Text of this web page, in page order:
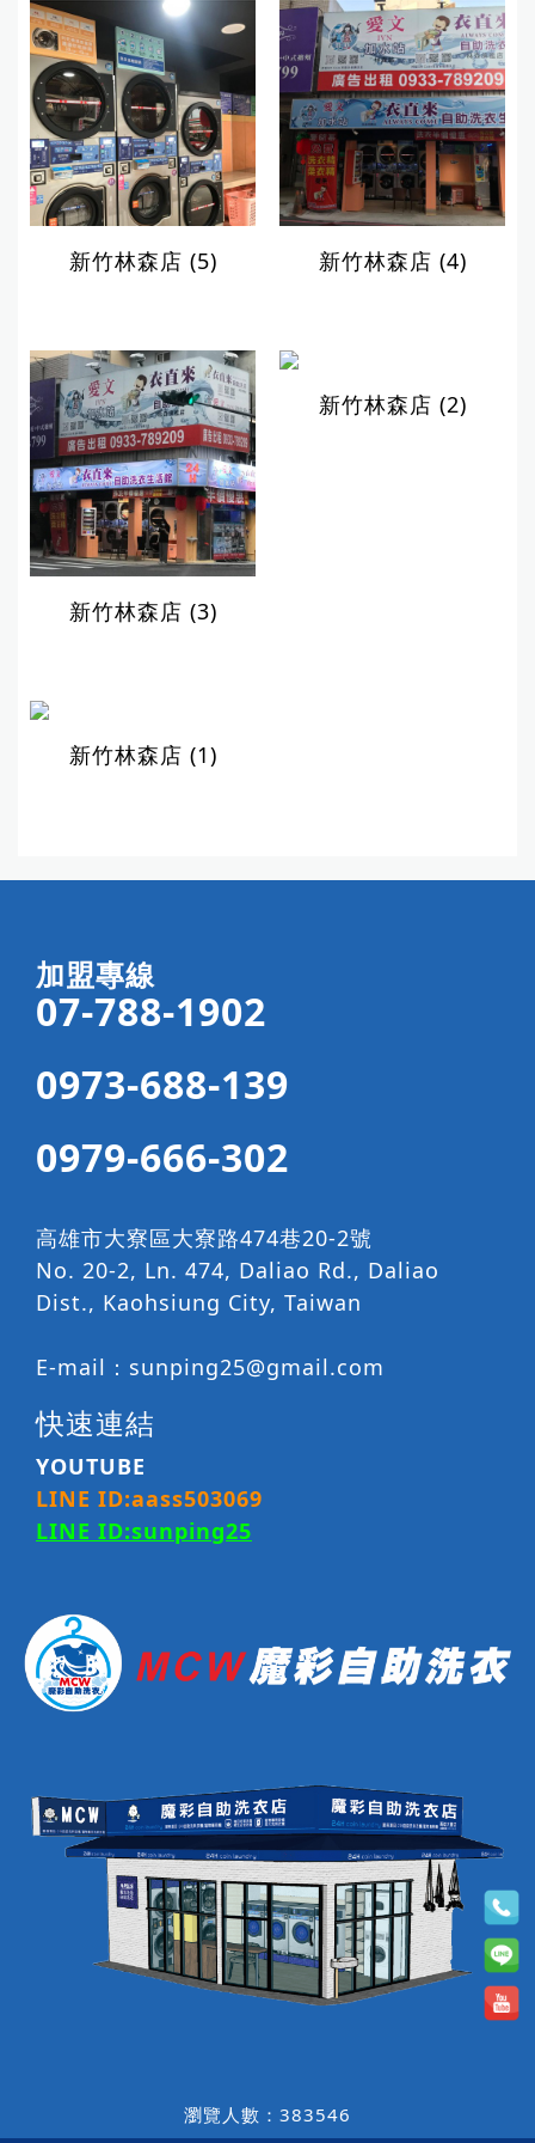
新竹林森店 (5) 新竹林森店 (4)
新竹林森店 (3)
新竹林森店 (2)
新竹林森店 (1)
加盟專線
07-788-1902
0973-688-139
0979-666-302
高雄市大寮區大寮路474巷20-2號
No. 20-2, Ln. 474, Daliao Rd., Daliao
Dist., Kaohsiung City, Taiwan
E-mail： sunping25@gmail.com
快速連結
YOUTUBE
LINE ID:aass503069
LINE ID:sunping25
瀏覽人數：383546